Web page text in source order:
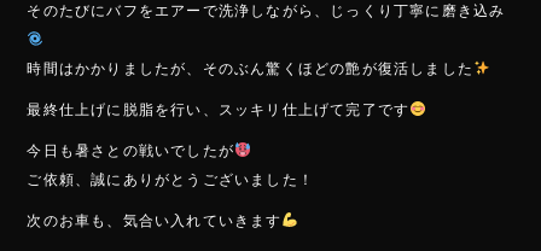
そのたびにバフをエアーで洗浄しながら、じっくり丁寧に磨き込み
時間はかかりましたが、そのぶん驚くほどの艶が復活しました
最終仕上げに脱脂を行い、スッキリ仕上げて完了です
今日も暑さとの戦いでしたが
ご依頼、誠にありがとうございました！
次のお車も、気合い入れていきます